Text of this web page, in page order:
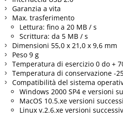
Garanzia a vita
Max. trasferimento
Lettura: fino a 20 MB / s
Scrittura: da 5 MB / s
Dimensioni 55,0 x 21,0 x 9,6 mm
Peso 9 g
Temperatura di esercizio 0 do +
Temperatura di conservazione -
Compatibilità del sistema
Windows 2000 SP4 e versioni
MacOS 10.5.xe versioni
Linux v.2.6.xe versioni